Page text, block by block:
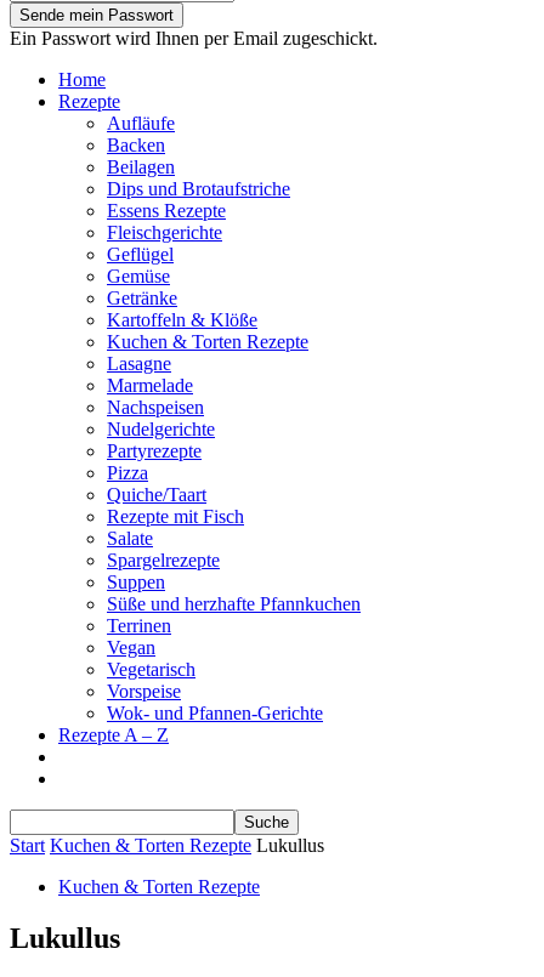
Ein Passwort wird Ihnen per Email zugeschickt.
Home
Rezepte
Aufläufe
Backen
Beilagen
Dips und Brotaufstriche
Essens Rezepte
Fleischgerichte
Geflügel
Gemüse
Getränke
Kartoffeln & Klöße
Kuchen & Torten Rezepte
Lasagne
Marmelade
Nachspeisen
Nudelgerichte
Partyrezepte
Pizza
Quiche/Taart
Rezepte mit Fisch
Salate
Spargelrezepte
Suppen
Süße und herzhafte Pfannkuchen
Terrinen
Vegan
Vegetarisch
Vorspeise
Wok- und Pfannen-Gerichte
Rezepte A – Z
Start Kuchen & Torten Rezepte Lukullus
Kuchen & Torten Rezepte
Lukullus